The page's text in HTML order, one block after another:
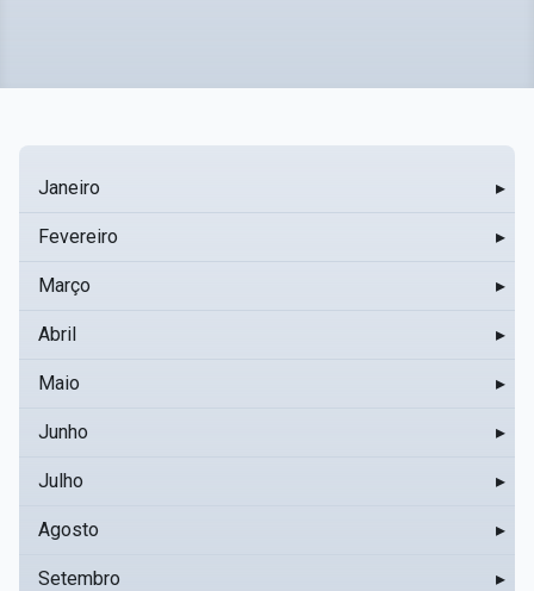
Janeiro ▸
Fevereiro ▸
Março ▸
Abril ▸
Maio ▸
Junho ▸
Julho ▸
Agosto ▸
Setembro ▸